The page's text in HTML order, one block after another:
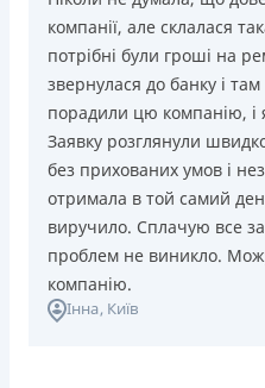
компанії, але склалася
потрібні були гроші на
звернулася до банку і
порадили цю компанію, і
Заявку розглянули
без прихованих умов і
отримала в той самий
виручило. Сплачую все
проблем не виникло.
компанію.
Інна, Київ